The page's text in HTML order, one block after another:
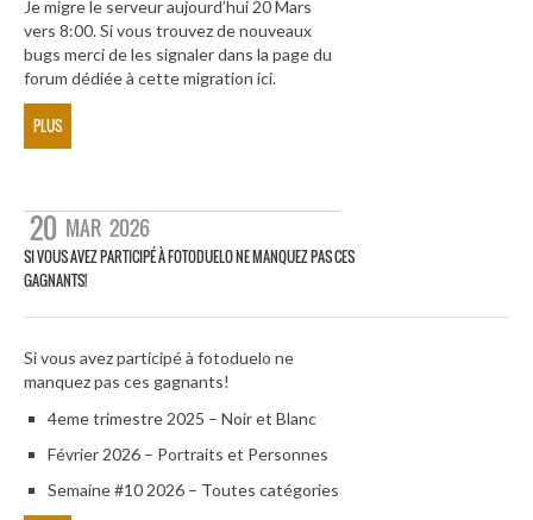
Je migre le serveur aujourd’hui 20 Mars
vers 8:00. Si vous trouvez de nouveaux
bugs merci de les signaler dans la page du
forum dédiée à cette migration ici.
PLUS
20 MAR 2026
SI VOUS AVEZ PARTICIPÉ À FOTODUELO NE MANQUEZ PAS CES
GAGNANTS!
Si vous avez participé à fotoduelo ne
manquez pas ces gagnants!
4eme trimestre 2025 – Noir et Blanc
Février 2026 – Portraits et Personnes
Semaine #10 2026 – Toutes catégories